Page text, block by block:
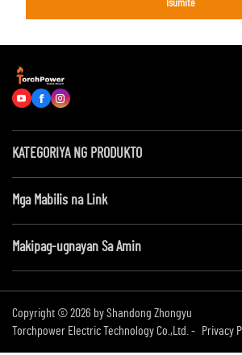
Isumite
KATEGORIYA NG PRODUKTO
Mga Mabilis na Link
Makipag-ugnayan Sa Amin
Copyright © 2026 by Shandong Zhongyu
Torchpower Electric Technology Co.,Ltd. -
Privacy